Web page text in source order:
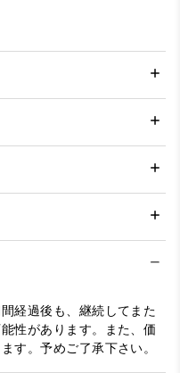
経過後も、継続してまた
性があります。また、価
す。予めご了承下さい。